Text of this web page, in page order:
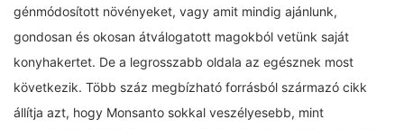
génmódosított növényeket, vagy amit mindig ajánlunk,
gondosan és okosan átválogatott magokból vetünk saját
konyhakertet. De a legrosszabb oldala az egésznek most
következik. Több száz megbízható forrásból származó cikk
állítja azt, hogy Monsanto sokkal veszélyesebb, mint